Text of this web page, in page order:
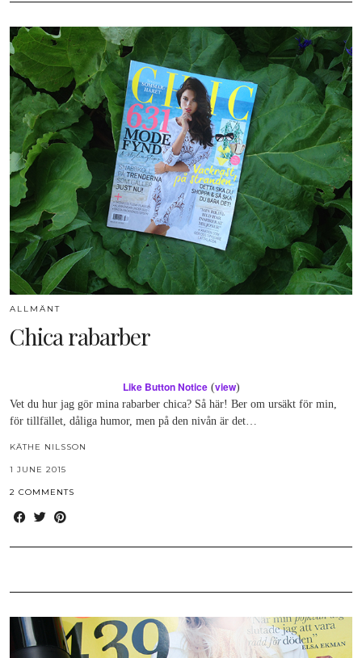
ALLMÄNT
Chica rabarber
Like Button Notice(view)
Vet du hur jag gör mina rabarber chica? Så här! Ber om ursäkt för min,
för tillfället, dåliga humor, men på den nivån är det…
KÄTHE NILSSON
1 JUNE 2015
2 COMMENTS